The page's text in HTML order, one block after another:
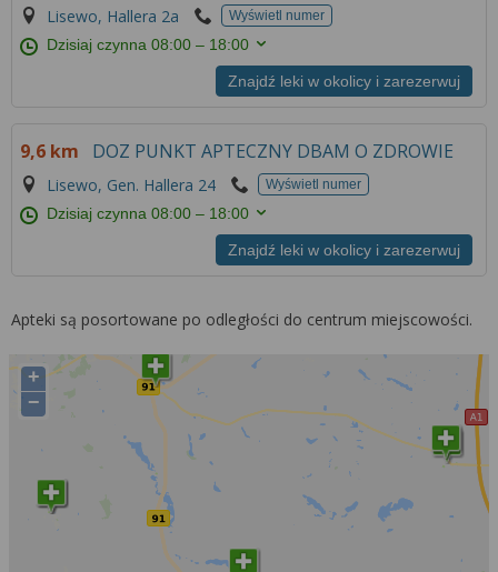
Lisewo, Hallera 2a Wyświetl numer
Dzisiaj czynna08:00 – 18:00
Znajdź leki w okolicy i zarezerwuj
9,6 km DOZ PUNKT APTECZNY DBAM O ZDROWIE
Lisewo, Gen. Hallera 24 Wyświetl numer
Dzisiaj czynna08:00 – 18:00
Znajdź leki w okolicy i zarezerwuj
Apteki są posortowane po odległości do centrum miejscowości.
+
−